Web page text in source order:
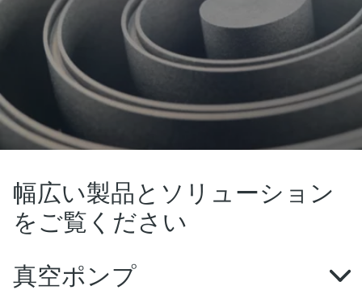
幅広い製品とソリューション
をご覧ください
真空ポンプ